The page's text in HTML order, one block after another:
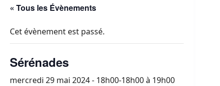
« Tous les Évènements
Cet évènement est passé.
Sérénades
mercredi 29 mai 2024 - 18h00-18h00à 19h00